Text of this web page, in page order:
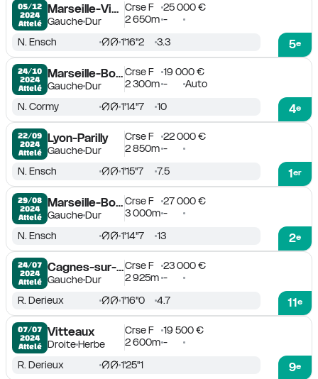
05/12
2024
Attelé
Marseille-Vivaux
GaucheDur
Crse F
25 000 €
2 650m -
5e
N. Ensch 1'16''2 3.3
24/10
2024
Attelé
Marseille-Borély
GaucheDur
Crse F
19 000 €
2 300m - Auto
4e
N. Cormy 1'14''7 10
22/09
2024
Attelé
Lyon-Parilly
GaucheDur
Crse F
22 000 €
2 850m -
1er
N. Ensch 1'15''7 7.5
29/08
2024
Attelé
Marseille-Borély
GaucheDur
Crse F
27 000 €
3 000m -
2e
N. Ensch 1'14''7 13
24/07
2024
Attelé
Cagnes-sur-Mer
GaucheDur
Crse F
23 000 €
2 925m -
11e
R. Derieux 1'16''0 4.7
07/07
2024
Attelé
Vitteaux
DroiteHerbe
Crse F
19 500 €
2 600m -
9e
R. Derieux 1'25''1